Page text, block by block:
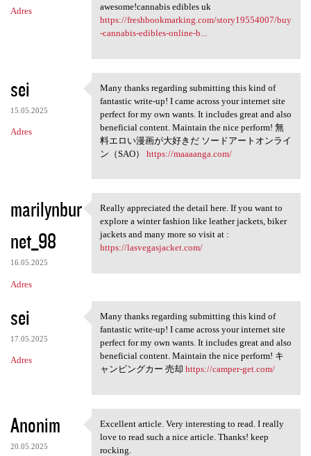
Adres
awesome!cannabis edibles uk
https://freshbookmarking.com/story19554007/buy
-cannabis-edibles-online-b...
sei
15.05.2025
Adres
Many thanks regarding
Many thanks regarding submitting this kind of
fantastic write-up! I came across your internet site
perfect for my own wants. It includes great and also
beneficial content. Maintain the nice perform! 無
料エロい漫画が大好きだ ソードアートオンライ
ン（SAO） https://maaaanga.com/
marilynbur
net_98
16.05.2025
Adres
Really appreciated the detail
Really appreciated the detail here. If you want to
explore a winter fashion like leather jackets, biker
jackets and many more so visit at :
https://lasvegasjacket.com/
sei
17.05.2025
Adres
Many thanks regarding
Many thanks regarding submitting this kind of
fantastic write-up! I came across your internet site
perfect for my own wants. It includes great and also
beneficial content. Maintain the nice perform! キ
ャンピングカー 売却 https://camper-get.com/
Anonim
20.05.2025
Excellent article. Very
Excellent article. Very interesting to read. I really
love to read such a nice article. Thanks! keep
rocking.